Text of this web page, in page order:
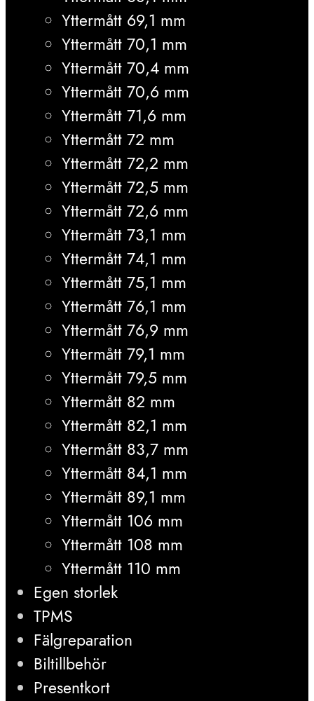
Yttermått 69,1 mm
Yttermått 70,1 mm
Yttermått 70,4 mm
Yttermått 70,6 mm
Yttermått 71,6 mm
Yttermått 72 mm
Yttermått 72,2 mm
Yttermått 72,5 mm
Yttermått 72,6 mm
Yttermått 73,1 mm
Yttermått 74,1 mm
Yttermått 75,1 mm
Yttermått 76,1 mm
Yttermått 76,9 mm
Yttermått 79,1 mm
Yttermått 79,5 mm
Yttermått 82 mm
Yttermått 82,1 mm
Yttermått 83,7 mm
Yttermått 84,1 mm
Yttermått 89,1 mm
Yttermått 106 mm
Yttermått 108 mm
Yttermått 110 mm
Egen storlek
TPMS
Fälgreparation
Biltillbehör
Presentkort